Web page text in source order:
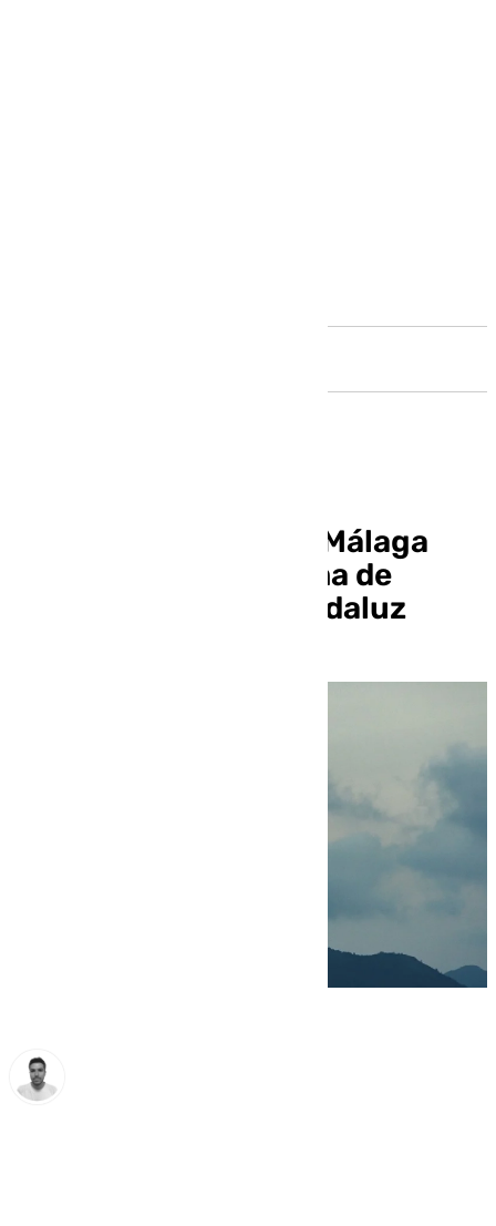
La lluvia se olvida de Málaga
este miércoles y colma de
avisos el suroeste andaluz